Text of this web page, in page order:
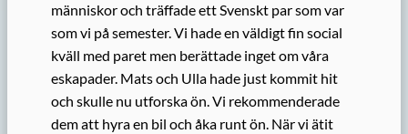
människor och träffade ett Svenskt par som var
som vi på semester. Vi hade en väldigt fin social
kväll med paret men berättade inget om våra
eskapader. Mats och Ulla hade just kommit hit
och skulle nu utforska ön. Vi rekommenderade
dem att hyra en bil och åka runt ön. När vi ätit